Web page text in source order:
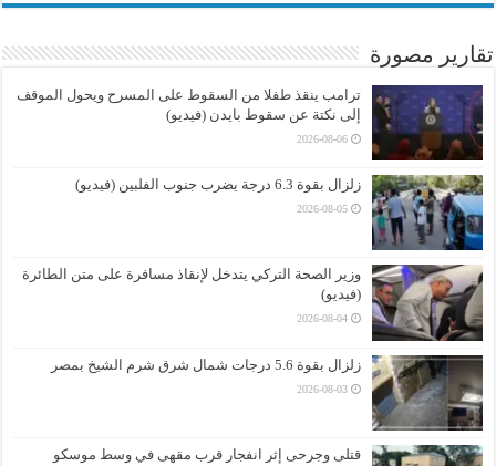
تقارير مصورة
ترامب ينقذ طفلا من السقوط على المسرح ويحول الموقف
إلى نكتة عن سقوط بايدن (فيديو)
2026-08-06
زلزال بقوة 6.3 درجة يضرب جنوب الفلبين (فيديو)
2026-08-05
وزير الصحة التركي يتدخل لإنقاذ مسافرة على متن الطائرة
(فيديو)
2026-08-04
زلزال بقوة 5.6 درجات شمال شرق شرم الشيخ بمصر
2026-08-03
قتلى وجرحى إثر انفجار قرب مقهى في وسط موسكو